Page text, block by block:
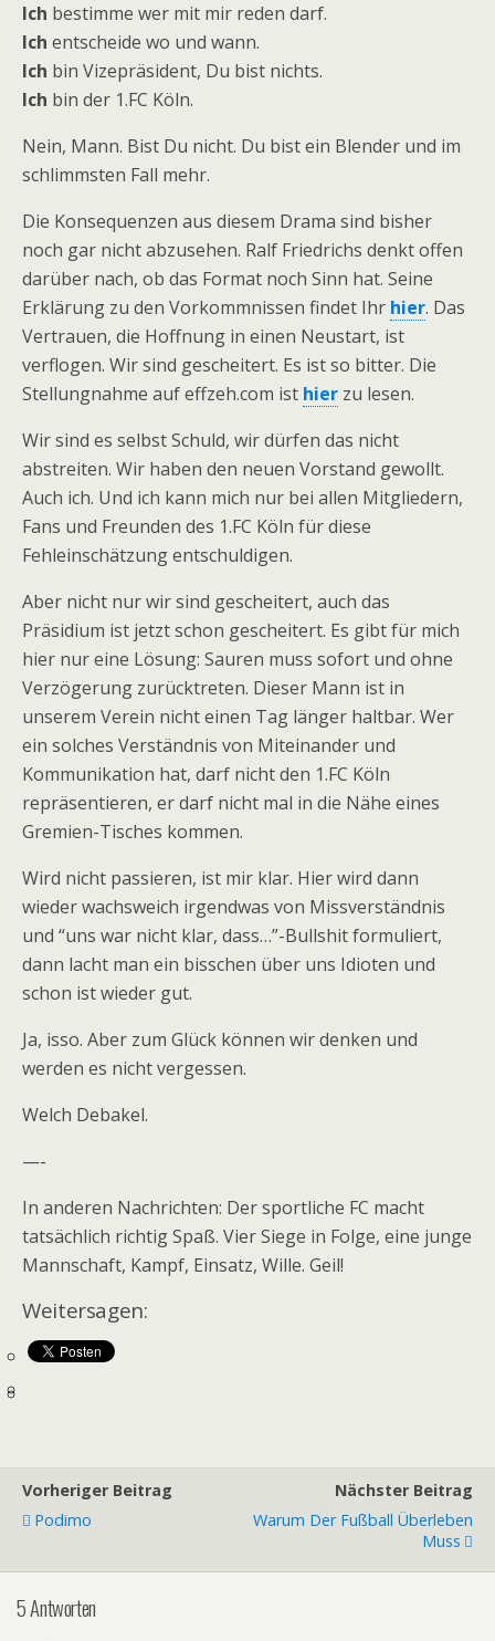
Ich bestimme wer mit mir reden darf.
Ich entscheide wo und wann.
Ich bin Vizepräsident, Du bist nichts.
Ich bin der 1.FC Köln.
Nein, Mann. Bist Du nicht. Du bist ein Blender und im
schlimmsten Fall mehr.
Die Konsequenzen aus diesem Drama sind bisher
noch gar nicht abzusehen. Ralf Friedrichs denkt offen
darüber nach, ob das Format noch Sinn hat. Seine
Erklärung zu den Vorkommnissen findet Ihr hier. Das
Vertrauen, die Hoffnung in einen Neustart, ist
verflogen. Wir sind gescheitert. Es ist so bitter. Die
Stellungnahme auf effzeh.com ist hier zu lesen.
Wir sind es selbst Schuld, wir dürfen das nicht
abstreiten. Wir haben den neuen Vorstand gewollt.
Auch ich. Und ich kann mich nur bei allen Mitgliedern,
Fans und Freunden des 1.FC Köln für diese
Fehleinschätzung entschuldigen.
Aber nicht nur wir sind gescheitert, auch das
Präsidium ist jetzt schon gescheitert. Es gibt für mich
hier nur eine Lösung: Sauren muss sofort und ohne
Verzögerung zurücktreten. Dieser Mann ist in
unserem Verein nicht einen Tag länger haltbar. Wer
ein solches Verständnis von Miteinander und
Kommunikation hat, darf nicht den 1.FC Köln
repräsentieren, er darf nicht mal in die Nähe eines
Gremien-Tisches kommen.
Wird nicht passieren, ist mir klar. Hier wird dann
wieder wachsweich irgendwas von Missverständnis
und “uns war nicht klar, dass…”-Bullshit formuliert,
dann lacht man ein bisschen über uns Idioten und
schon ist wieder gut.
Ja, isso. Aber zum Glück können wir denken und
werden es nicht vergessen.
Welch Debakel.
—-
In anderen Nachrichten: Der sportliche FC macht
tatsächlich richtig Spaß. Vier Siege in Folge, eine junge
Mannschaft, Kampf, Einsatz, Wille. Geil!
Weitersagen:
Vorheriger Beitrag
Podimo
Nächster Beitrag
Warum Der Fußball Überleben
Muss
5 Antworten